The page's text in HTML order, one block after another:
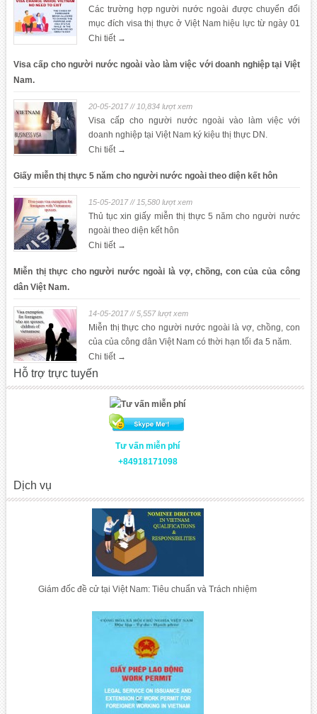
Các trường hợp người nước ngoài được chuyển đổi
mục đích visa thị thực ở Việt Nam hiệu lực từ ngày 01
tháng 7 năm 2020
Chi tiết →
Visa cấp cho người nước ngoài vào làm việc với doanh nghiệp tại Việt
Nam.
20-05-2017 // 10,834 lượt xem
Visa cấp cho người nước ngoài vào làm việc với
doanh nghiệp tại Việt Nam ký kiệu thị thực DN.
Chi tiết →
Giấy miễn thị thực 5 năm cho người nước ngoài theo diện kết hôn
15-05-2017 // 15,580 lượt xem
Thủ tục xin giấy miễn thị thực 5 năm cho người nước
ngoài theo diện kết hôn
Chi tiết →
Miễn thị thực cho người nước ngoài là vợ, chồng, con của của công
dân Việt Nam.
14-05-2017 // 5,557 lượt xem
Miễn thị thực cho người nước ngoài là vợ, chồng, con
của của công dân Việt Nam có thời hạn tối đa 5 năm.
Chi tiết →
Hỗ trợ trực tuyến
Tư vấn miễn phí
+84918171098
Dịch vụ
Giám đốc đề cử tại Việt Nam: Tiêu chuẩn và Trách nhiệm